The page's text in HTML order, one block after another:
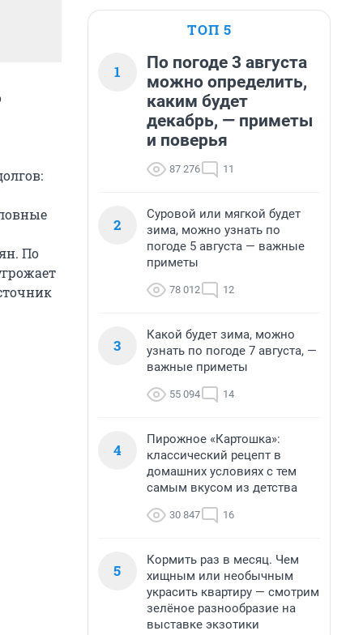
По
ТОП 5
1
По погоде 3 августа
можно определить,
каким будет
декабрь, — приметы
и поверья
87 276 11
2
Суровой или мягкой будет
зима, можно узнать по
погоде 5 августа — важные
приметы
78 012 12
3
Какой будет зима, можно
узнать по погоде 7 августа, —
важные приметы
55 094 14
4
Пирожное «Картошка»:
классический рецепт в
домашних условиях с тем
самым вкусом из детства
30 847 16
5
Кормить раз в месяц. Чем
хищным или необычным
украсить квартиру — смотрим
зелёное разнообразие на
выставке экзотики